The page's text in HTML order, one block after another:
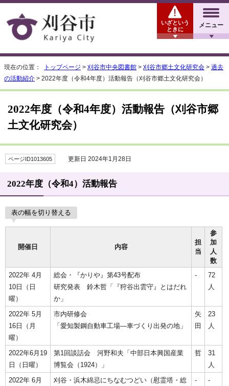
メニュー
いざという
ときに
現在の位置： トップページ > 刈谷市中央図書館 > 刈谷市郷土文化研究会 > 過去
の活動紹介 > 2022年度（令和4年度）活動報告（刈谷市郷土文化研究会）
2022年度（令和4年度）活動報告（刈谷市郷
土文化研究会）
ページID1013605 更新日 2024年1月28日
2022年度（令和4）活動報告
表の幅を切り替える
開催日 内容
担
当
参
加
人
数
2022年 4月
10日（日
曜）
総会・『かりや』第43号配布
研究発表 鈴木哲「『狩谷出雲守』とはだれ
か」
-
72
人
2022年 5月
16日（月
曜）
市内研修会
「愛知製鋼自動車工場―車づくり出発の地」
矢
田
23
人
2022年6月19
日（日曜）
第1回談話会 河野和夫「中部日本興国産業
博覧会（1924）」
哲
31
人
2022年 6月
刈谷・浜木綿忌にちなむつどい（慰霊塔・総
‐ -